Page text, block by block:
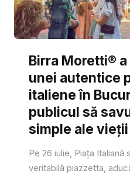
Birra Moretti®
unei autentice
italiene în
publicul să
simple ale vieții
Pe 26 iulie, Piața
veritabilă piazzetta,